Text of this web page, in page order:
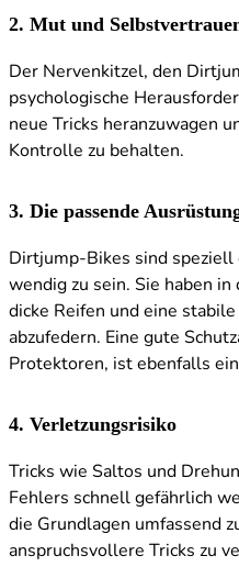
2. Mut und
Der Nervenkitzel, den
psychologische
neue Tricks heranzuwagen
Kontrolle zu behalten.
3. Die passende
Dirtjump-Bikes sind speziell
wendig zu sein. Sie haben
dicke Reifen und eine
abzufedern. Eine gute
Protektoren, ist ebenfalls
4. Verletzungsrisiko
Tricks wie Saltos und
Fehlers schnell gefährlich
die Grundlagen umfassend
anspruchsvollere Tricks zu